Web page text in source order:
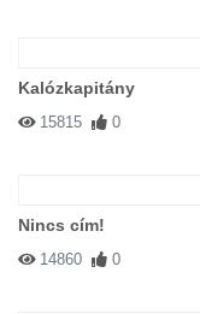
Kalózkapitány
15815 0
Nincs cím!
14860 0